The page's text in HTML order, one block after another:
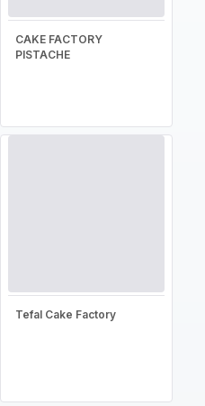
CAKE FACTORY
PISTACHE
Tefal Cake Factory